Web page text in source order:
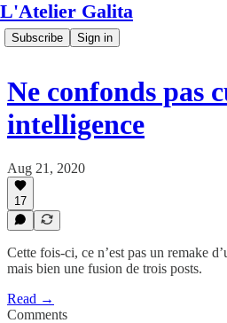
L'Atelier Galita
Subscribe Sign in
Ne confonds pas
intelligence
Aug 21, 2020
17
Cette fois-ci, ce n’est pas un remake
mais bien une fusion de trois posts.
Read →
Comments